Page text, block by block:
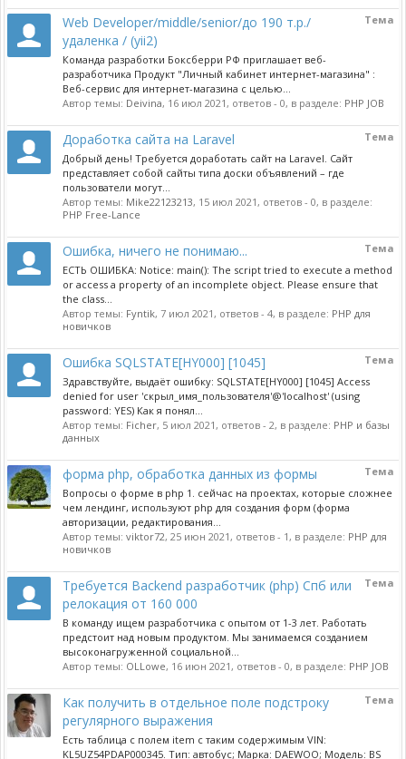
Тема
Web Developer/middle/senior/до 190 т.р./
удаленка / (yii2)
Команда разработки Боксберри РФ приглашает веб-
разработчика Продукт "Личный кабинет интернет-магазина" :
Веб-сервис для интернет-магазина с целью...
Автор темы: Deivina, 16 июл 2021, ответов - 0, в разделе: PHP JOB
Тема
Доработка сайта на Laravel
Добрый день! Требуется доработать сайт на Laravel. Сайт
представляет собой сайты типа доски объявлений – где
пользователи могут...
Автор темы: Mike22123213, 15 июл 2021, ответов - 0, в разделе:
PHP Free-Lance
Тема
Ошибка, ничего не понимаю...
ЕСТЬ ОШИБКА: Notice: main(): The script tried to execute a method
or access a property of an incomplete object. Please ensure that
the class...
Автор темы: Fyntik, 7 июл 2021, ответов - 4, в разделе: PHP для
новичков
Тема
Ошибка SQLSTATE[HY000] [1045]
Здравствуйте, выдаёт ошибку: SQLSTATE[HY000] [1045] Access
denied for user 'скрыл_имя_пользователя'@'localhost' (using
password: YES) Как я понял...
Автор темы: Ficher, 5 июл 2021, ответов - 2, в разделе: PHP и базы
данных
Тема
форма php, обработка данных из формы
Вопросы о форме в php 1. сейчас на проектах, которые сложнее
чем лендинг, используют php для создания форм (форма
авторизации, редактирования...
Автор темы: viktor72, 25 июн 2021, ответов - 1, в разделе: PHP для
новичков
Тема
Требуется Backend разработчик (php) Спб или
релокация от 160 000
В команду ищем разработчика с опытом от 1-3 лет. Работать
предстоит над новым продуктом. Мы занимаемся созданием
высоконагруженной социальной...
Автор темы: OLLowe, 16 июн 2021, ответов - 0, в разделе: PHP JOB
Тема
Как получить в отдельное поле подстроку
регулярного выражения
Есть таблица с полем item с таким содержимым VIN:
KL5UZ54PDAP000345. Тип: автобус; Марка: DAEWOO; Модель: BS